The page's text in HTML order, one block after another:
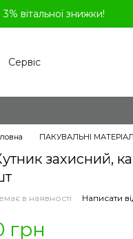
вітальної знижки!
Сервіс
ПАКУВАЛЬНІ
захисний,
в наявності Написати
грн